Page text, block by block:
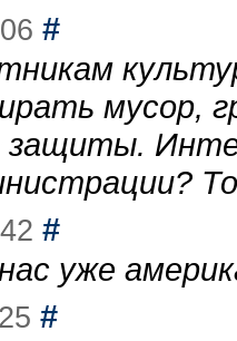
#
мусор,
#
уже
#